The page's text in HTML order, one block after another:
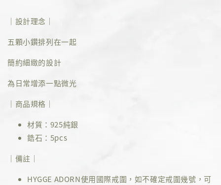
｜設計理念｜
五顆小鑽排列在一起
簡約細緻的設計
為日常增添一點微光
｜商品規格｜
材質：925純銀
鋯石：5pcs
｜備註｜
HYGGE ADORN使用國際戒圍，如不確定戒圍幾號，可